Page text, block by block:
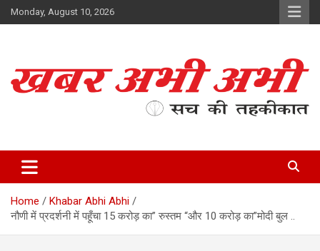
Skip
to
Monday, August 10, 2026
Home
Khabar Abhi Abhi
नौणी में प्रदर्शनी में पहूँचा 15 करोड़ का” रुस्तम “और 10 करोड़ का”मोदी बुल ..